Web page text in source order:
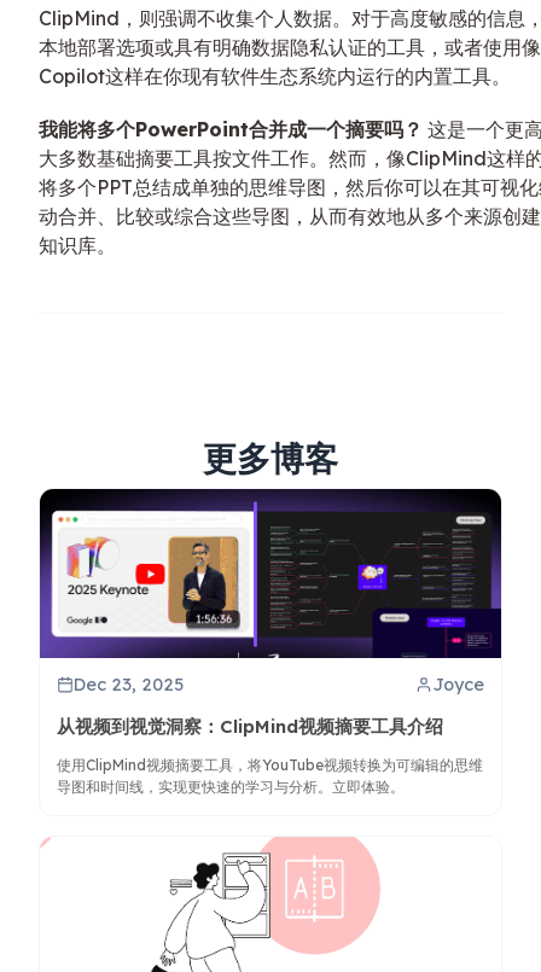
ClipMind，则强调不收集个人数据。对于高度敏感的信息
本地部署选项或具有明确数据隐私认证的工具，或者使用
Copilot这样在你现有软件生态系统内运行的内置工具。
我能将多个PowerPoint合并成一个摘要吗？ 这是一个更
大多数基础摘要工具按文件工作。然而，像ClipMind这样
将多个PPT总结成单独的思维导图，然后你可以在其可视
动合并、比较或综合这些导图，从而有效地从多个来源创
知识库。
更多博客
Dec 23, 2025 Joyce
从视频到视觉洞察：ClipMind视频摘要工具介绍
使用ClipMind视频摘要工具，将YouTube视频转换为可编辑的思维
导图和时间线，实现更快速的学习与分析。立即体验。